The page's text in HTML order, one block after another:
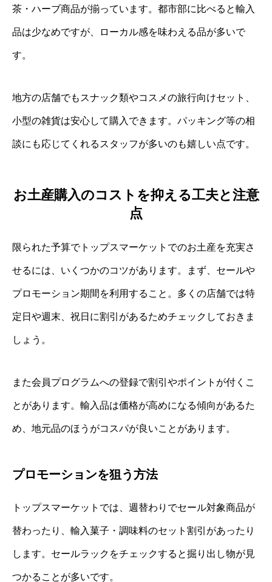
茶・ハーブ商品が揃っています。都市部に比べると輸入
品は少なめですが、ローカル感を味わえる品が多いで
す。
地方の店舗でもスナック類やコスメの旅行向けセット、
小型の雑貨は安心して購入できます。パッキング等の相
談にも応じてくれるスタッフが多いのも嬉しい点です。
お土産購入のコストを抑える工夫と注意
点
限られた予算でトップスマーケットでのお土産を充実さ
せるには、いくつかのコツがあります。まず、セールや
プロモーション期間を利用すること。多くの店舗では特
定日や週末、祝日に割引があるためチェックしておきま
しょう。
また会員プログラムへの登録で割引やポイントが付くこ
とがあります。輸入品は価格が高めになる傾向があるた
め、地元品のほうがコスパが良いことがあります。
プロモーションを狙う方法
トップスマーケットでは、週替わりでセール対象商品が
替わったり、輸入菓子・調味料のセット割引があったり
します。セールラックをチェックすると掘り出し物が見
つかることが多いです。